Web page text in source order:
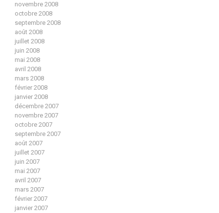
novembre 2008
octobre 2008
septembre 2008
août 2008
juillet 2008
juin 2008
mai 2008
avril 2008
mars 2008
février 2008
janvier 2008
décembre 2007
novembre 2007
octobre 2007
septembre 2007
août 2007
juillet 2007
juin 2007
mai 2007
avril 2007
mars 2007
février 2007
janvier 2007